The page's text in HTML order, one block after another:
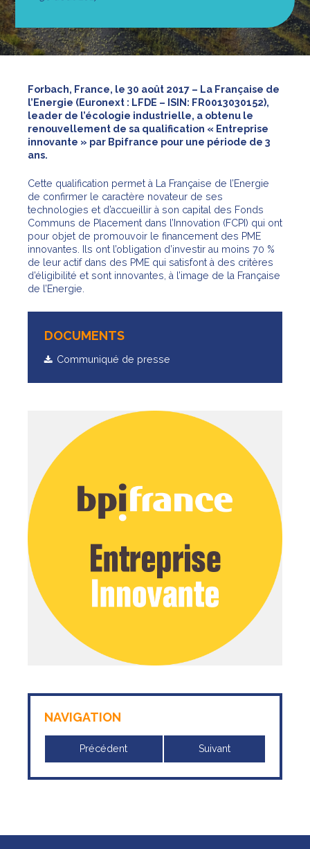
Forbach, France, le 30 août 2017 – La Française de
l’Energie (Euronext : LFDE – ISIN: FR0013030152),
leader de l’écologie industrielle, a obtenu le
renouvellement de sa qualification « Entreprise
innovante » par Bpifrance pour une période de 3
ans.
Cette qualification permet à La Française de l’Energie
de confirmer le caractère novateur de ses
technologies et d’accueillir à son capital des Fonds
Communs de Placement dans l’Innovation (FCPI) qui ont
pour objet de promouvoir le financement des PME
innovantes. Ils ont l’obligation d’investir au moins 70 %
de leur actif dans des PME qui satisfont à des critères
d’éligibilité et sont innovantes, à l’image de la Française
de l’Energie.
DOCUMENTS
Communiqué de presse
NAVIGATION
Précédent Suivant